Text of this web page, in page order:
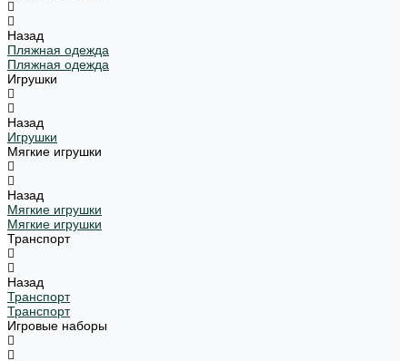
Назад
Пляжная одежда
Пляжная одежда
Игрушки
Назад
Игрушки
Мягкие игрушки
Назад
Мягкие игрушки
Мягкие игрушки
Транспорт
Назад
Транспорт
Транспорт
Игровые наборы